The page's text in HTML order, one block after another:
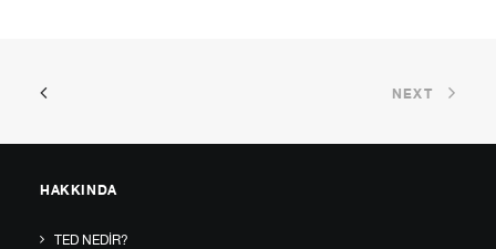
NEXT
HAKKINDA
TED NEDIR?